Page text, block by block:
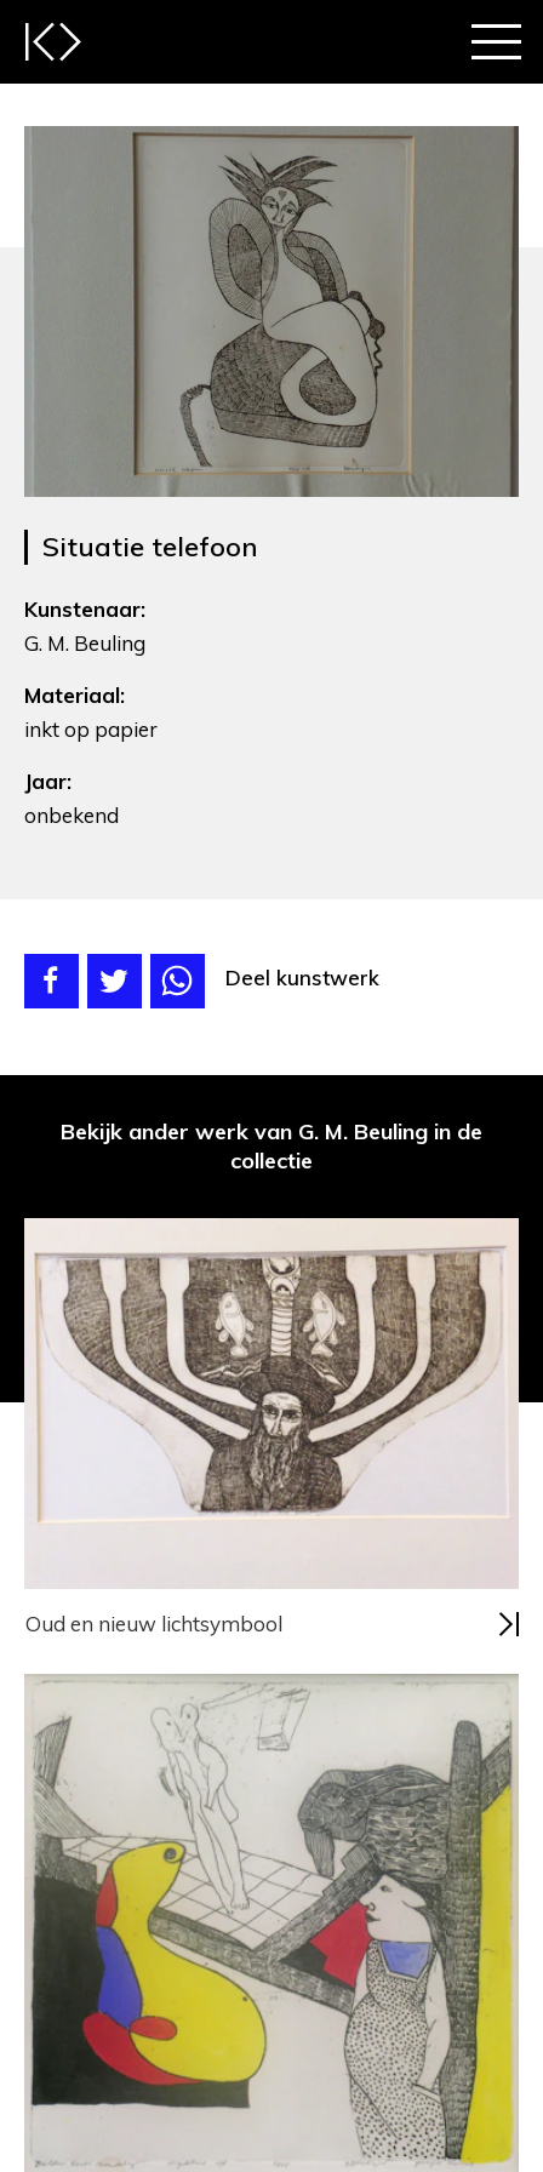
Situatie telefoon
Kunstenaar:
G. M. Beuling
Materiaal:
inkt op papier
Jaar:
onbekend
Deel kunstwerk
Bekijk ander werk van G. M. Beuling in de
collectie
Oud en nieuw lichtsymbool